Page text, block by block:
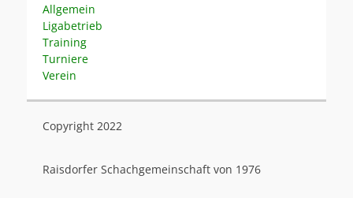
Allgemein
Ligabetrieb
Training
Turniere
Verein
Copyright 2022
Raisdorfer Schachgemeinschaft von 1976